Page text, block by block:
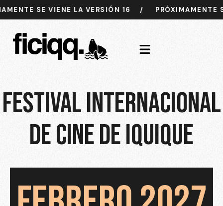
SE VIENE LA VERSIÓN 16 / PRÓXIMAMENTE SE
FESTIVAL INTERNACIONAL
DE CINE DE IQUIQUE